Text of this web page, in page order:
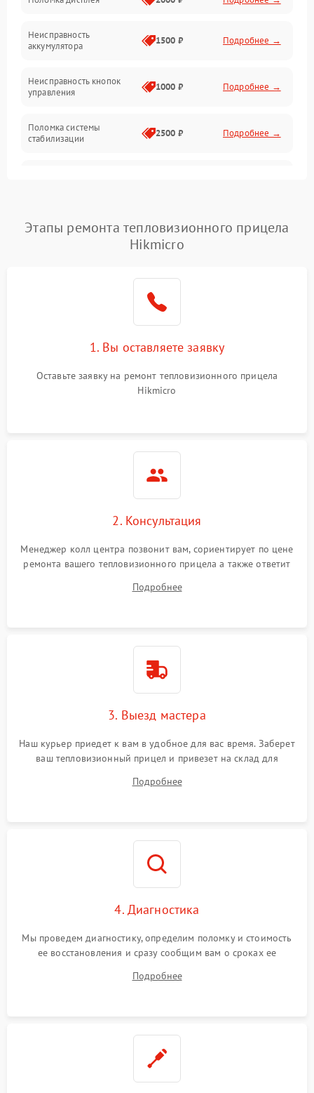
Неисправность
аккумулятора
1500 ₽ Подробнее →
Неисправность кнопок
управления
1000 ₽ Подробнее →
Поломка системы
стабилизации
2500 ₽ Подробнее →
Неисправность системы
Wi-Fi
1500 ₽ Подробнее →
1500 ₽
Неисправность системы
отключения
1500 ₽
Неисправность системы
защиты от замыкания
1500 ₽ Подробнее →
Поломка системы защиты
Этапы ремонта тепловизионного прицела
Hikmicro
1. Вы оставляете заявку
Оставьте заявку на ремонт тепловизионного прицела
Hikmicro
2. Консультация
Менеджер колл центра позвонит вам, сориентирует по цене
ремонта вашего тепловизионного прицела а также ответит
Подробнее
3. Выезд мастера
Наш курьер приедет к вам в удобное для вас время. Заберет
ваш тепловизионный прицел и привезет на склад для
Подробнее
4. Диагностика
Мы проведем диагностику, определим поломку и стоимость
ее восстановления и сразу сообщим вам о сроках ее
Подробнее